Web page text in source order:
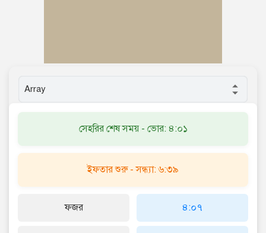
সেহরির শেষ সময় - ভোর: ৪:০১
ইফতার শুরু - সন্ধ্যা: ৬:৩৯
ফজর ৪:০৭